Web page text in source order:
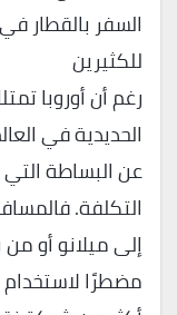
السفر بالقطار
للكثيرين
رغم أن أوروبا
الحديدية في
عن البساطة
التكلفة.
إلى ميلانو أو
مضطرًا لاستخدام